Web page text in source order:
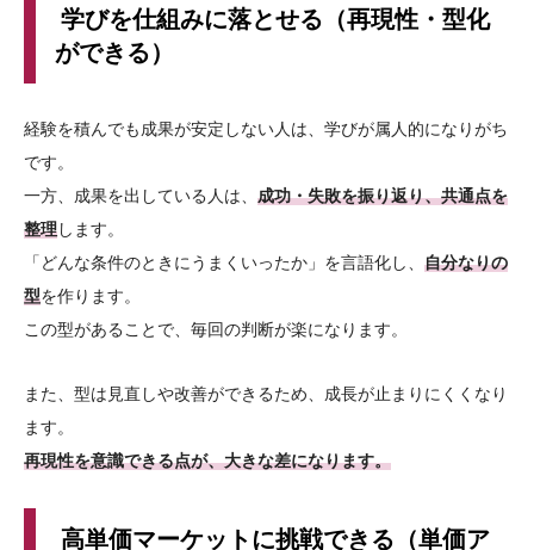
学びを仕組みに落とせる（再現性・型化
ができる）
経験を積んでも成果が安定しない人は、学びが属人的になりがち
です。
一方、成果を出している人は、 成功・失敗を振り返り、共通点を
整理します。
「どんな条件のときにうまくいったか」を言語化し、 自分なりの
型を作ります。
この型があることで、毎回の判断が楽になります。
また、型は見直しや改善ができるため、成長が止まりにくくなり
ます。
再現性を意識できる点が、大きな差になります。
高単価マーケットに挑戦できる（単価ア